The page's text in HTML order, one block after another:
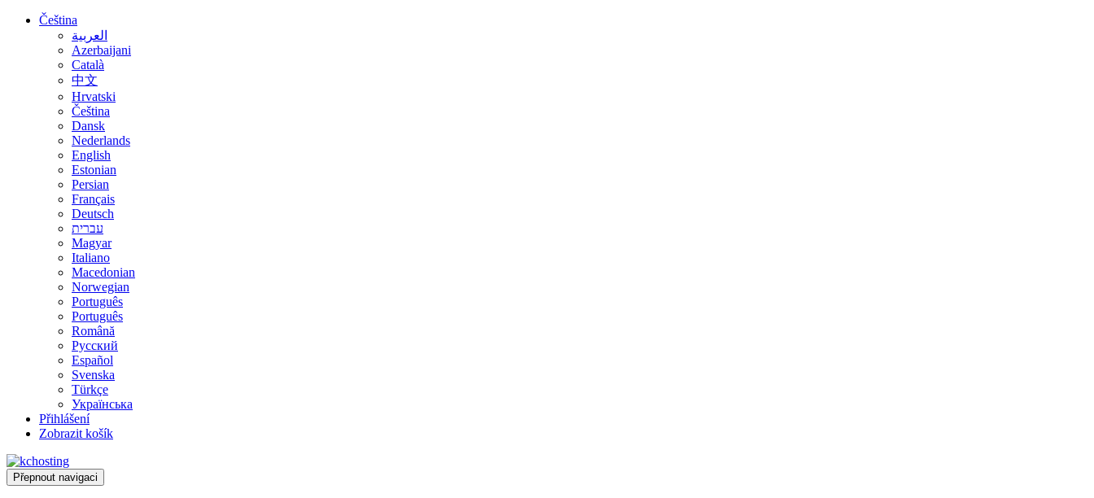
Čeština
العربية
Azerbaijani
Català
中文
Hrvatski
Čeština
Dansk
Nederlands
English
Estonian
Persian
Français
Deutsch
עברית
Magyar
Italiano
Macedonian
Norwegian
Português
Português
Română
Русский
Español
Svenska
Türkçe
Українська
Přihlášení
Zobrazit košík
Přepnout navigaci